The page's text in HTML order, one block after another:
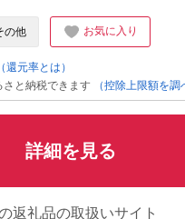
の他 お気に入り
（還元率とは）
と納税できます
（控除上限額を調
詳細を見る
返礼品の取扱いサイト